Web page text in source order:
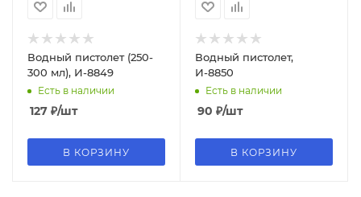
Водный пистолет (250-
300 мл), И-8849
Есть в наличии
127 ₽/шт
В КОРЗИНУ
Водный пистолет,
И-8850
Есть в наличии
90 ₽/шт
В КОРЗИНУ